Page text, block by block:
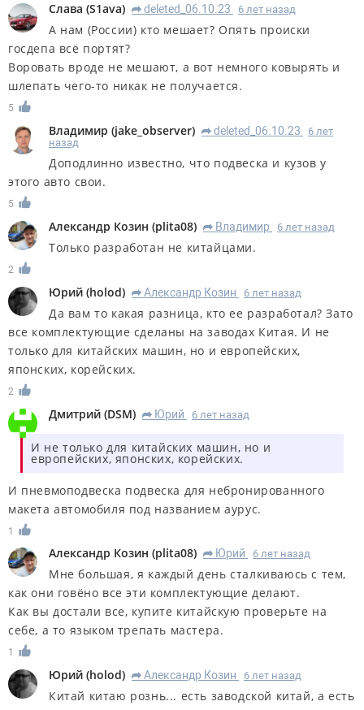
Слава (S1ava) R deleted_06.10.23 6 лет назад
А нам (России) кто мешает? Опять происки
госдепа всё портят?
Воровать вроде не мешают, а вот немного ковырять и
шлепать чего-то никак не получается.
5
Владимир (jake_observer) R deleted_06.10.23
6 лет
назад
Доподлинно известно, что подвеска и кузов у
этого авто свои.
5
Александр Козин (plita08) R Владимир 6 лет назад
Только разработан не китайцами.
2
Юрий (holod) R Александр Козин 6 лет назад
Да вам то какая разница, кто ее разработал? Зато
все комплектующие сделаны на заводах Китая. И не
только для китайских машин, но и европейских,
японских, корейских.
2
Дмитрий (DSM) R Юрий 6 лет назад
И не только для китайских машин, но и
европейских, японских, корейских.
И пневмоподвеска подвеска для небронированного
макета автомобиля под названием аурус.
1
Александр Козин (plita08) R Юрий 6 лет назад
Мне большая, я каждый день сталкиваюсь с тем,
как они говёно все эти комплектующие делают.
Как вы достали все, купите китайскую проверьте на
себе, а то языком трепать мастера.
1
Юрий (holod) R Александр Козин 6 лет назад
Китай китаю рознь... есть заводской китай, а есть